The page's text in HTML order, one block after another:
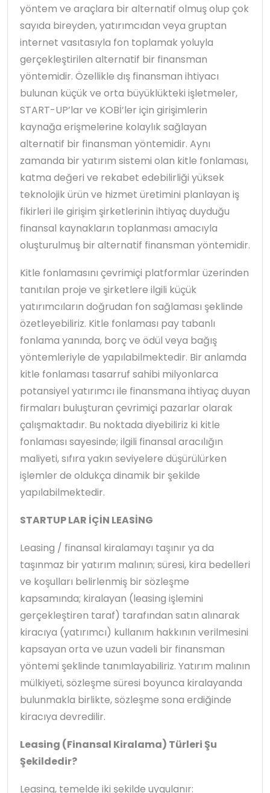
yöntem ve araçlara bir alternatif olmuş olup çok
sayıda bireyden, yatırımcıdan veya gruptan
internet vasıtasıyla fon toplamak yoluyla
gerçekleştirilen alternatif bir finansman
yöntemidir. Özellikle dış finansman ihtiyacı
bulunan küçük ve orta büyüklükteki işletmeler,
START-UP’lar ve KOBİ’ler için girişimlerin
kaynağa erişmelerine kolaylık sağlayan
alternatif bir finansman yöntemidir. Aynı
zamanda bir yatırım sistemi olan kitle fonlaması,
katma değeri ve rekabet edebilirliği yüksek
teknolojik ürün ve hizmet üretimini planlayan iş
fikirleri ile girişim şirketlerinin ihtiyaç duyduğu
finansal kaynakların toplanması amacıyla
oluşturulmuş bir alternatif finansman yöntemidir.
Kitle fonlamasını çevrimiçi platformlar üzerinden
tanıtılan proje ve şirketlere ilgili küçük
yatırımcıların doğrudan fon sağlaması şeklinde
özetleyebiliriz. Kitle fonlaması pay tabanlı
fonlama yanında, borç ve ödül veya bağış
yöntemleriyle de yapılabilmektedir. Bir anlamda
kitle fonlaması tasarruf sahibi milyonlarca
potansiyel yatırımcı ile finansmana ihtiyaç duyan
firmaları buluşturan çevrimiçi pazarlar olarak
çalışmaktadır. Bu noktada diyebiliriz ki kitle
fonlaması sayesinde; ilgili finansal aracılığın
maliyeti, sıfıra yakın seviyelere düşürülürken
işlemler de oldukça dinamik bir şekilde
yapılabilmektedir.
STARTUP LAR İÇİN LEASİNG
Leasing / finansal kiralamayı taşınır ya da
taşınmaz bir yatırım malının; süresi, kira bedelleri
ve koşulları belirlenmiş bir sözleşme
kapsamında; kiralayan (leasing işlemini
gerçekleştiren taraf) tarafından satın alınarak
kiracıya (yatırımcı) kullanım hakkının verilmesini
kapsayan orta ve uzun vadeli bir finansman
yöntemi şeklinde tanımlayabiliriz. Yatırım malının
mülkiyeti, sözleşme süresi boyunca kiralayanda
bulunmakla birlikte, sözleşme sona erdiğinde
kiracıya devredilir.
Leasing (Finansal Kiralama) Türleri Şu
Şekildedir?
Leasing, temelde iki şekilde uygulanır: